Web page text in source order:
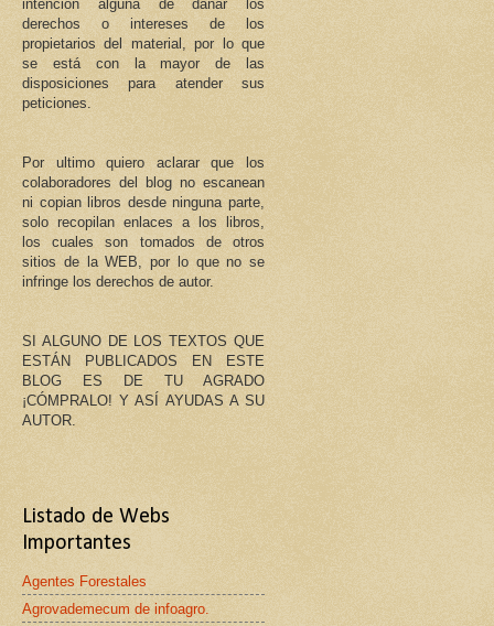
intención alguna de dañar los
derechos o intereses de los
propietarios del material, por lo que
se está con la mayor de las
disposiciones para atender sus
peticiones.
Por ultimo quiero aclarar que los
colaboradores del blog no escanean
ni copian libros desde ninguna parte,
solo recopilan enlaces a los libros,
los cuales son tomados de otros
sitios de la WEB, por lo que no se
infringe los derechos de autor.
SI ALGUNO DE LOS TEXTOS QUE
ESTÁN PUBLICADOS EN ESTE
BLOG ES DE TU AGRADO
¡CÓMPRALO! Y ASÍ AYUDAS A SU
AUTOR.
Listado de Webs
Importantes
Agentes Forestales
Agrovademecum de infoagro.